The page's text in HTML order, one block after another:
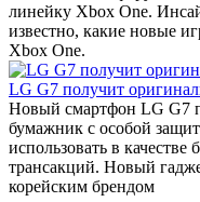
линейку Xbox One.
известно, какие новые
Xbox One.
LG G7 получит
Новый смартфон LG G7
бумажник с особой
использовать в
трансакций. Новый
корейским брендом